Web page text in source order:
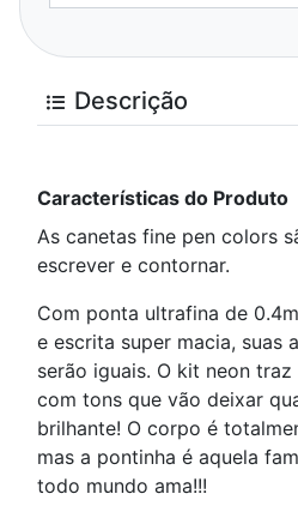
Descrição
Características do Produto
As canetas fine pen colors
escrever e contornar.
Com ponta ultrafina de
e escrita super macia, suas
serão iguais. O kit neon
com tons que vão deixar
brilhante! O corpo é
mas a pontinha é aquela
todo mundo ama!!!